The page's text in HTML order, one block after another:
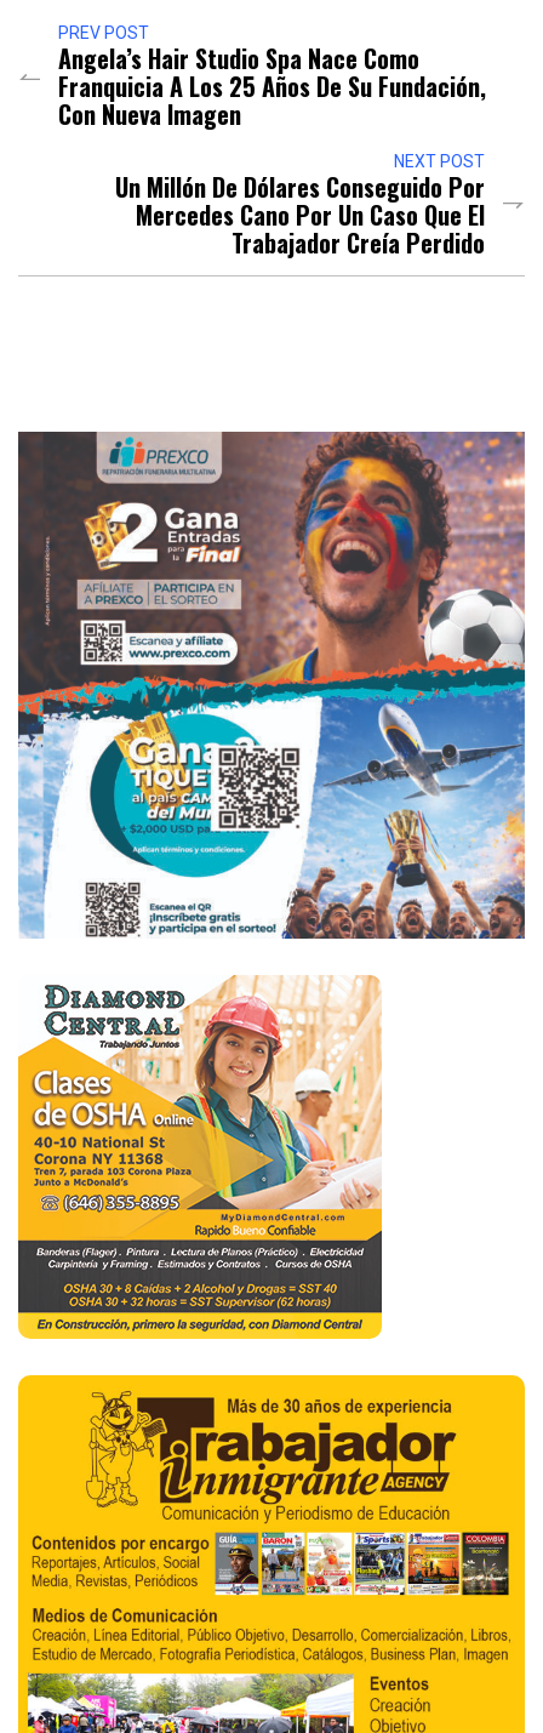
PREV POST
Angela’s Hair Studio Spa Nace Como
Franquicia A Los 25 Años De Su Fundación,
Con Nueva Imagen
NEXT POST
Un Millón De Dólares Conseguido Por
Mercedes Cano Por Un Caso Que El
Trabajador Creía Perdido